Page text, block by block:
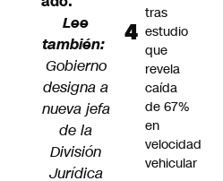
Lee
también:
Gobierno
designa a
nueva jefa
de la
División
Jurídica
tras
estudio
que
revela
caída
de 67%
en
velocidad
vehicular